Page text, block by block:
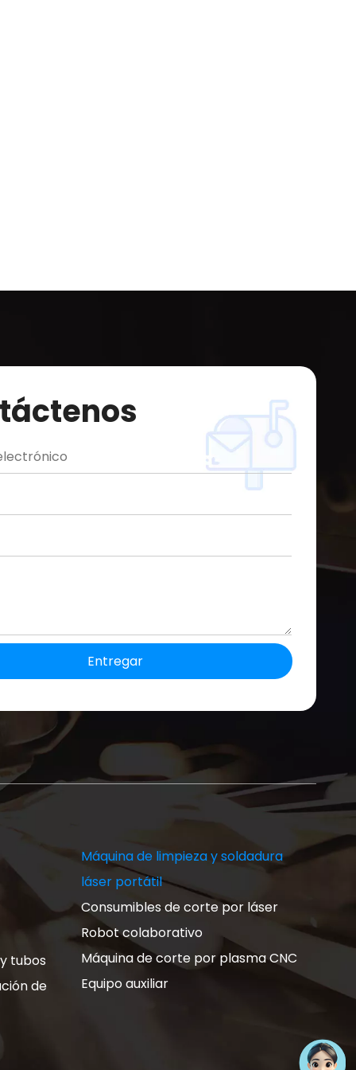
Entregar
tubos
de
Máquina de limpieza y soldadura
láser portátil
Consumibles de corte por láser
Robot colaborativo
Máquina de corte por plasma CNC
Equipo auxiliar